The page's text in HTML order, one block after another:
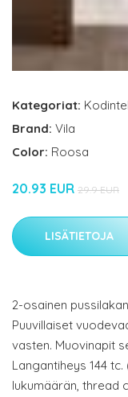
Kategoriat:
Brand: Vila
Color: Roosa
20.93 EUR 29.9 EUR
LISÄTIETOJA
2-osainen
Puuvillaiset
vasten. Muovinapit
Langantiheys 144
lukumäärän, thread